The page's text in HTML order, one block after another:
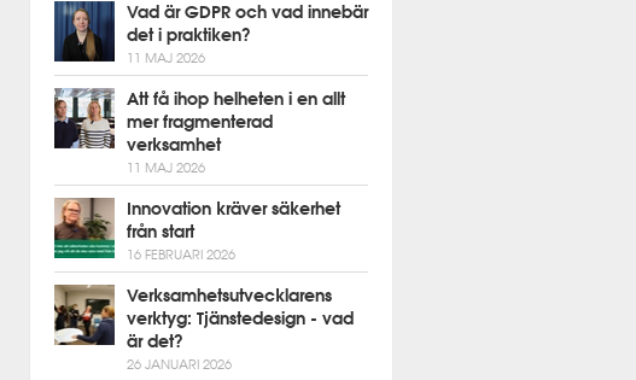
Vad är GDPR och vad innebär
det i praktiken?
11 MAJ 2026
Att få ihop helheten i en allt
mer fragmenterad
verksamhet
11 MAJ 2026
Innovation kräver säkerhet
från start
16 FEBRUARI 2026
Verksamhetsutvecklarens
verktyg: Tjänstedesign - vad
är det?
26 JANUARI 2026